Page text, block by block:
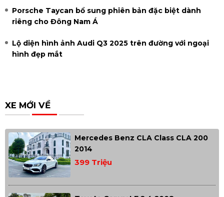
Porsche Taycan bổ sung phiên bản đặc biệt dành
riêng cho Đông Nam Á
Lộ diện hình ảnh Audi Q3 2025 trên đường với ngoại
hình đẹp mắt
XE MỚI VỀ
Mercedes Benz CLA Class CLA 200
2014
399 Triệu